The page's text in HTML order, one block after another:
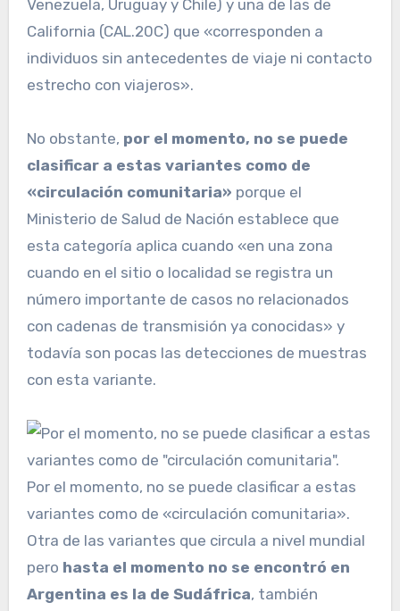
Venezuela, Uruguay y Chile) y una de las de
California (CAL.20C) que «corresponden a
individuos sin antecedentes de viaje ni contacto
estrecho con viajeros».
No obstante, por el momento, no se puede
clasificar a estas variantes como de
«circulación comunitaria» porque el
Ministerio de Salud de Nación establece que
esta categoría aplica cuando «en una zona
cuando en el sitio o localidad se registra un
número importante de casos no relacionados
con cadenas de transmisión ya conocidas» y
todavía son pocas las detecciones de muestras
con esta variante.
Por el momento, no se puede clasificar a estas
variantes como de «circulación comunitaria».
Otra de las variantes que circula a nivel mundial
pero hasta el momento no se encontró en
Argentina es la de Sudáfrica, también